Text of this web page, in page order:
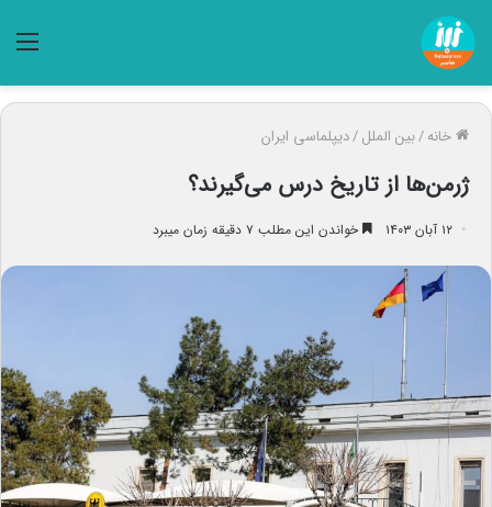
خانه/بین الملل/دیپلماسی ایران
ژرمن‌ها از تاریخ درس می‌گیرند؟
۱۲ آبان ۱۴۰۳ خواندن این مطلب ۷ دقیقه زمان میبرد